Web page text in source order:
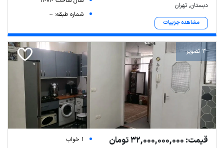
دبستان, تهران
مشاهده جزییات
شماره طبقه: --
3 تصویر
قیمت: 32,000,000,000 تومان
1 خواب